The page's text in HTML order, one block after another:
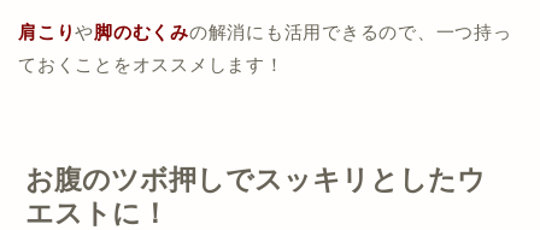
肩こりや脚のむくみの解消にも活用できるので、一つ持っ
ておくことをオススメします！
お腹のツボ押しでスッキリとしたウ
エストに！